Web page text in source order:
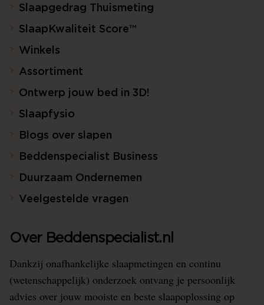
Slaapgedrag Thuismeting
SlaapKwaliteit Score™
Winkels
Assortiment
Ontwerp jouw bed in 3D!
Slaapfysio
Blogs over slapen
Beddenspecialist Business
Duurzaam Ondernemen
Veelgestelde vragen
Over Beddenspecialist.nl
Dankzij onafhankelijke slaapmetingen en continu
(wetenschappelijk) onderzoek ontvang je persoonlijk
advies over jouw mooiste en beste slaapoplossing op